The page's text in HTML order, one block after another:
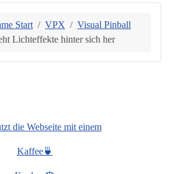
Start VPX
Visual Pinball
Lichteffekte hinter sich her
die Webseite mit einem
Kaffee🍵